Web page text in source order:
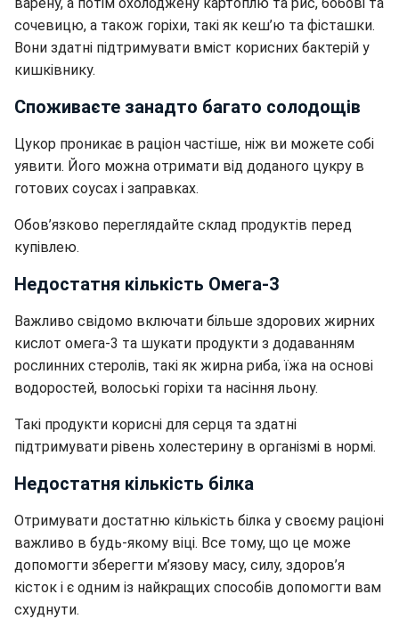
сочевицю, а також горіхи, такі як кеш’ю та фісташки.
Вони здатні підтримувати вміст корисних бактерій у
кишківнику.
Споживаєте занадто багато солодощів
Цукор проникає в раціон частіше, ніж ви можете собі
уявити. Його можна отримати від доданого цукру в
готових соусах і заправках.
Обов’язково переглядайте склад продуктів перед
купівлею.
Недостатня кількість Омега-3
Важливо свідомо включати більше здорових жирних
кислот омега-3 та шукати продукти з додаванням
рослинних стеролів, такі як жирна риба, їжа на основі
водоростей, волоські горіхи та насіння льону.
Такі продукти корисні для серця та здатні
підтримувати рівень холестерину в організмі в нормі.
Недостатня кількість білка
Отримувати достатню кількість білка у своєму раціоні
важливо в будь-якому віці. Все тому, що це може
допомогти зберегти м’язову масу, силу, здоров’я
кісток і є одним із найкращих способів допомогти вам
схуднути.